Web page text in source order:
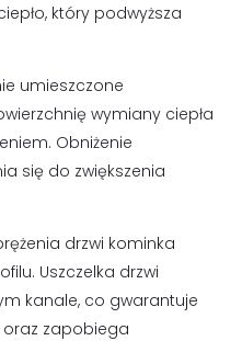
który podwyższa
umieszczone
wymiany ciepła
Obniżenie
się do zwiększenia
drzwi kominka
Uszczelka drzwi
kanale, co gwarantuje
zapobiega